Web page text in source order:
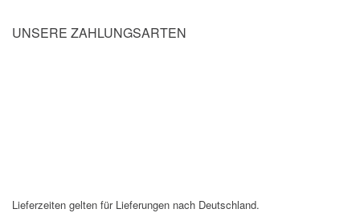
UNSERE ZAHLUNGSARTEN
Lieferzeiten gelten für Lieferungen nach Deutschland.